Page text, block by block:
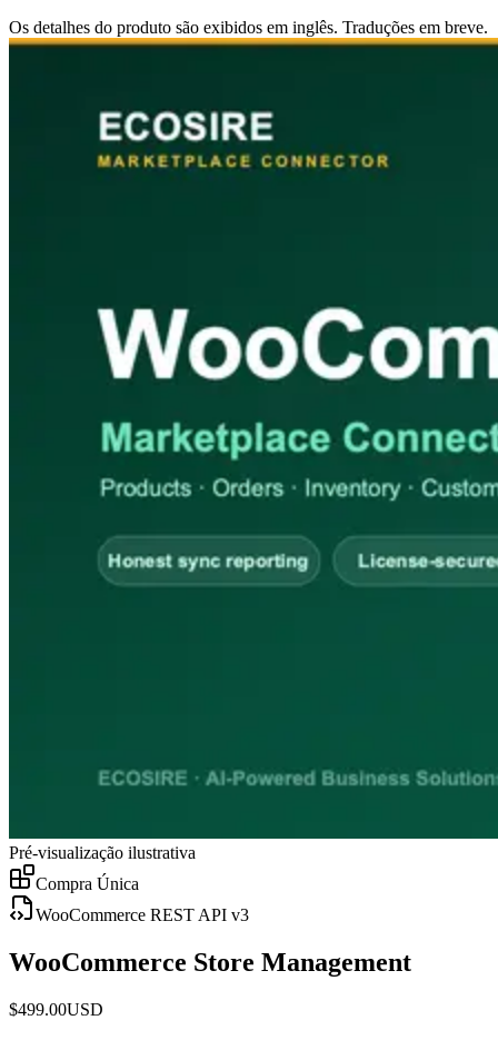
Os detalhes do produto são exibidos em inglês. Traduções em breve.
Pré-visualização ilustrativa
Compra Única
WooCommerce REST API v3
WooCommerce Store Management
$499.00USD